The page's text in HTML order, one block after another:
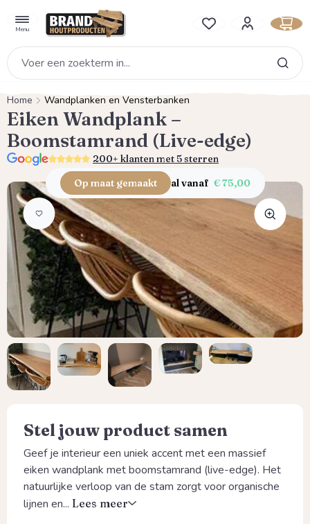
Menu Je hebt 0 items op je
Home Wandplanken en Vensterbanken
Eiken Wandplank –
Boomstamrand (Live-edge)
5.0 200+ klanten met 5 sterren
Afbeeldingengalerij overslaan
Op maat gemaakt al vanaf € 75,00
Stel jouw product samen
Geef je interieur een uniek accent met een massief
eiken wandplank met boomstamrand (live-edge). Het
natuurlijke verloop van de stam zorgt voor organische
lijnen en... Lees meer